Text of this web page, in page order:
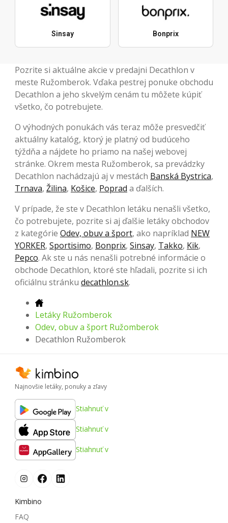
Sinsay Bonprix
Pozrite si aktuálne akcie v predajni Decathlon v
meste Ružomberok. Vďaka pestrej ponuke obchodu
Decathlon a jeho skvelým cenám tu môžete kúpiť
všetko, čo potrebujete.
O výhodných ponukách vás teraz môže presvedčiť
aktuálny katalóg, ktorý je platný od budúceho
týždňa a nájdete ho priamo na našej webovej
stránke. Okrem mesta Ružomberok, sa prevádzky
Decathlon nachádzajú aj v mestách Banská Bystrica,
Trnava, Žilina, Košice, Poprad a ďalších.
V prípade, že ste v Decathlon letáku nenašli všetko,
čo potrebujete, pozrite si aj ďalšie letáky obchodov
z kategórie Odev, obuv a šport, ako napríklad NEW
YORKER, Sportisimo, Bonprix, Sinsay, Takko, Kik,
Pepco. Ak ste u nás nenašli potrebné informácie o
obchode Decathlon, ktoré ste hľadali, pozrite si ich
oficiálnu stránku decathlon.sk.
Letáky Ružomberok
Odev, obuv a šport Ružomberok
Decathlon Ružomberok
Najnovšie letáky, ponuky a zľavy
Stiahnuť v
Stiahnuť v
Stiahnuť v
Kimbino
FAQ